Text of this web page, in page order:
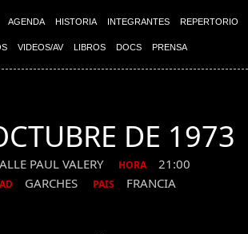
AGENDA HISTORIA INTEGRANTES REPERTORIO
VIDEOS/AV LIBROS DOCS PRENSA
DE 1973
PAUL VALERY HORA 21:00
GARCHES PAIS FRANCIA